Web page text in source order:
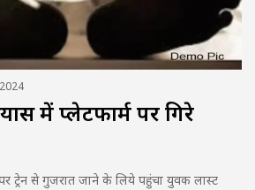
में प्लेटफार्म पर गिरे
ट्रेन से गुजरात जाने के लिये पहुंचा युवक लास्ट